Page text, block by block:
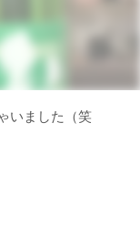
いました（笑